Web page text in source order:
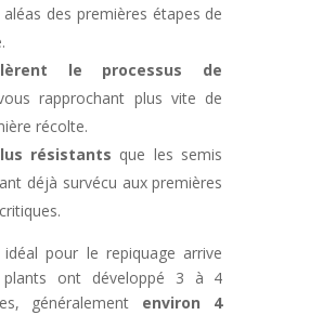
des premières étapes de
le processus de
rapprochant plus vite de
récolte.
résistants que les semis
déjà survécu aux premières
pour le repiquage arrive
plants ont développé 3 à 4
généralement environ 4